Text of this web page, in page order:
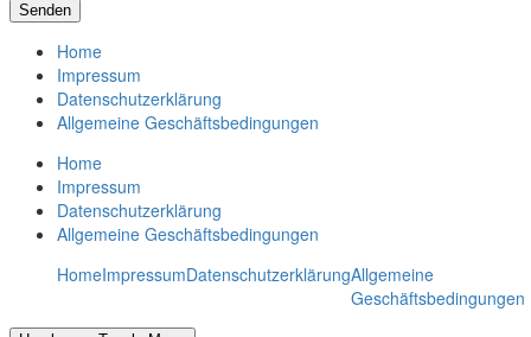
Senden
Home
Impressum
Datenschutzerklärung
Allgemeine Geschäftsbedingungen
Home
Impressum
Datenschutzerklärung
Allgemeine Geschäftsbedingungen
HomeImpressumDatenschutzerklärungAllgemeine
Geschäftsbedingungen